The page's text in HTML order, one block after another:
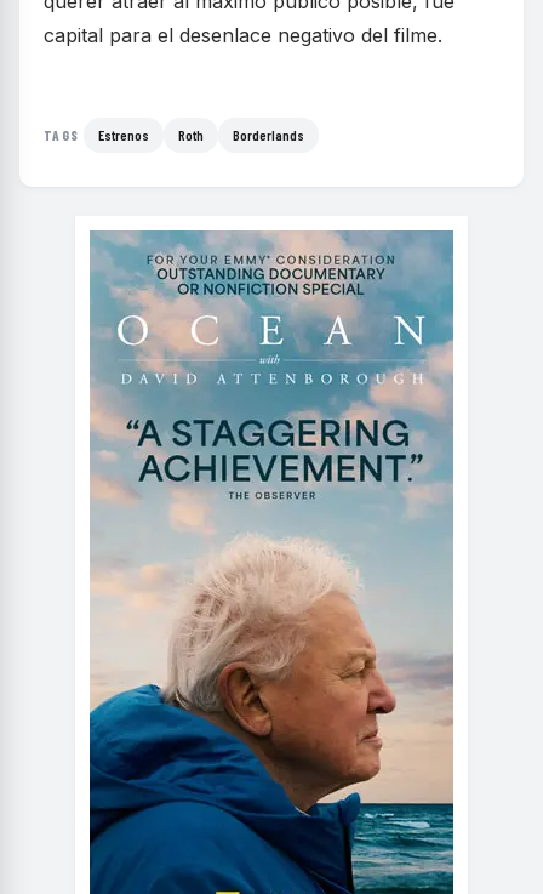
capital para el desenlace negativo del filme.
TAGS Estrenos Roth Borderlands